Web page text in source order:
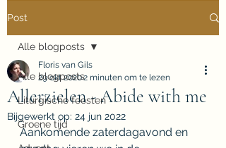
Post
Alle blogposts
Liturgische feesten
Groene tijd
Alle blogposts
Allerzielen - Abide with me
Floris van Gils
29 okt 20202 minuten om te lezen
Bijgewerkt op: 24 jun 2022
Aankomende zaterdagavond en